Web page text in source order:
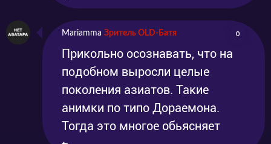
Mariamma Зритель OLD-Батя 0
Прикольно осознавать, что на
подобном выросли целые
поколения азиатов. Такие
анимки по типо Дораемона.
Тогда это многое обьясняет